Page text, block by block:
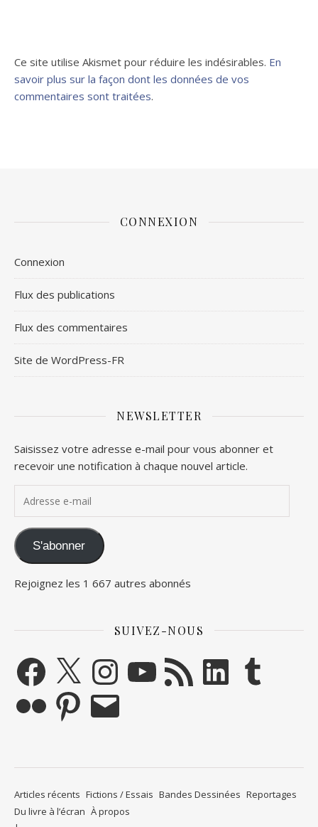
Ce site utilise Akismet pour réduire les indésirables. En
savoir plus sur la façon dont les données de vos
commentaires sont traitées.
CONNEXION
Connexion
Flux des publications
Flux des commentaires
Site de WordPress-FR
NEWSLETTER
Saisissez votre adresse e-mail pour vous abonner et
recevoir une notification à chaque nouvel article.
S'abonner
Rejoignez les 1 667 autres abonnés
SUIVEZ-NOUS
Facebook
X InstagramYouTubeFlux RSSLinkedIn Tumblr
PinterestE-mail
Articles récents Fictions / Essais Bandes Dessinées Reportages
Du livre à l’écran À propos